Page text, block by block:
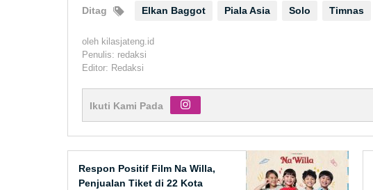
Ditag Elkan Baggot Piala Asia Solo Timnas
oleh kilasjateng.id
Penulis: redaksi
Editor: Redaksi
Ikuti Kami Pada
Respon Positif Film Na Willa,
Penjualan Tiket di 22 Kota